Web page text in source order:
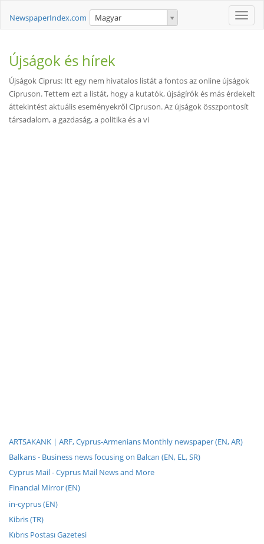
Toggle
NewspaperIndex.com Magyar
Újságok és hírek
Újságok Ciprus: Itt egy nem hivatalos listát a fontos az online újságok
Cipruson. Tettem ezt a listát, hogy a kutatók, újságírók és más érdekelt
áttekintést aktuális eseményekről Cipruson. Az újságok összpontosít
társadalom, a gazdaság, a politika és a vi
ARTSAKANK | ARF, Cyprus-Armenians Monthly newspaper (EN, AR)
Balkans - Business news focusing on Balcan (EN, EL, SR)
Cyprus Mail - Cyprus Mail News and More
Financial Mirror (EN)
in-cyprus (EN)
Kibris (TR)
Kıbrıs Postası Gazetesi